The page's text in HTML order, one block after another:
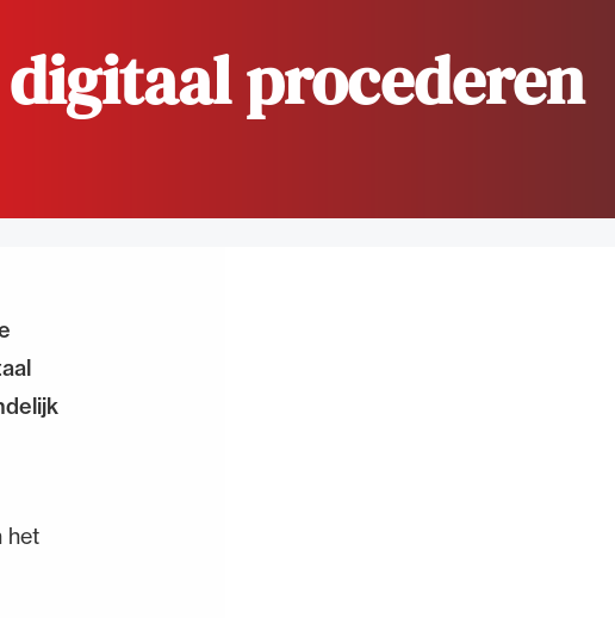
procederen
het
voor advocaten bij hun
van de advocatenpas tot het
en geheimhoudernummers.